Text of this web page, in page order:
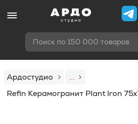
Поиск по 150 000 товаров
Ардостудио
...
Refin Керамогранит Plant Iron